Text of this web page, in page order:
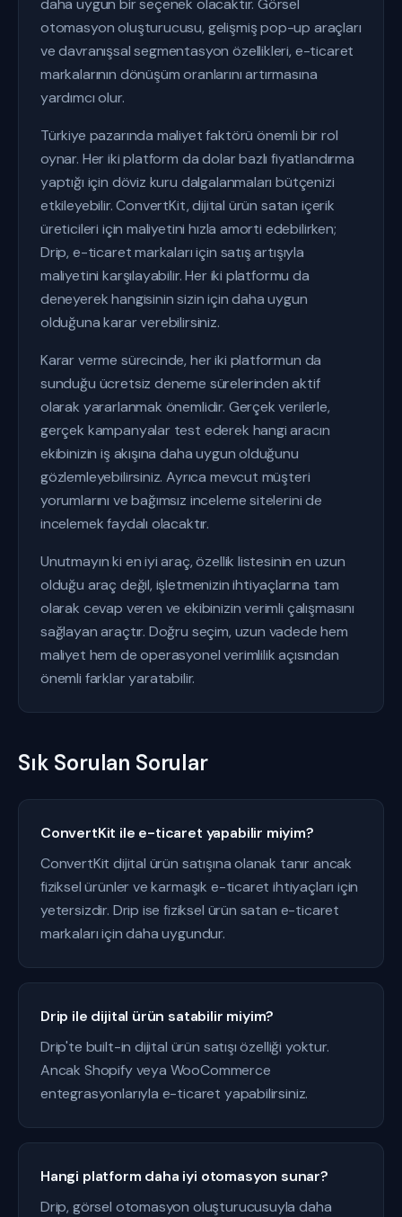
daha uygun bir seçenek olacaktır. Görsel
otomasyon oluşturucusu, gelişmiş pop-up araçları
ve davranışsal segmentasyon özellikleri, e-ticaret
markalarının dönüşüm oranlarını artırmasına
yardımcı olur.
Türkiye pazarında maliyet faktörü önemli bir rol
oynar. Her iki platform da dolar bazlı fiyatlandırma
yaptığı için döviz kuru dalgalanmaları bütçenizi
etkileyebilir. ConvertKit, dijital ürün satan içerik
üreticileri için maliyetini hızla amorti edebilirken;
Drip, e-ticaret markaları için satış artışıyla
maliyetini karşılayabilir. Her iki platformu da
deneyerek hangisinin sizin için daha uygun
olduğuna karar verebilirsiniz.
Karar verme sürecinde, her iki platformun da
sunduğu ücretsiz deneme sürelerinden aktif
olarak yararlanmak önemlidir. Gerçek verilerle,
gerçek kampanyalar test ederek hangi aracın
ekibinizin iş akışına daha uygun olduğunu
gözlemleyebilirsiniz. Ayrıca mevcut müşteri
yorumlarını ve bağımsız inceleme sitelerini de
incelemek faydalı olacaktır.
Unutmayın ki en iyi araç, özellik listesinin en uzun
olduğu araç değil, işletmenizin ihtiyaçlarına tam
olarak cevap veren ve ekibinizin verimli çalışmasını
sağlayan araçtır. Doğru seçim, uzun vadede hem
maliyet hem de operasyonel verimlilik açısından
önemli farklar yaratabilir.
Sık Sorulan Sorular
ConvertKit ile e-ticaret yapabilir miyim?
ConvertKit dijital ürün satışına olanak tanır ancak
fiziksel ürünler ve karmaşık e-ticaret ihtiyaçları için
yetersizdir. Drip ise fiziksel ürün satan e-ticaret
markaları için daha uygundur.
Drip ile dijital ürün satabilir miyim?
Drip'te built-in dijital ürün satışı özelliği yoktur.
Ancak Shopify veya WooCommerce
entegrasyonlarıyla e-ticaret yapabilirsiniz.
Hangi platform daha iyi otomasyon sunar?
Drip, görsel otomasyon oluşturucusuyla daha